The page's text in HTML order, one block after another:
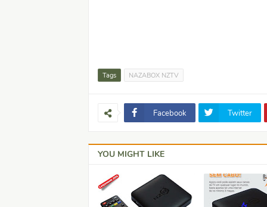
Tags NAZABOX NZTV
Facebook Twitter
YOU MIGHT LIKE